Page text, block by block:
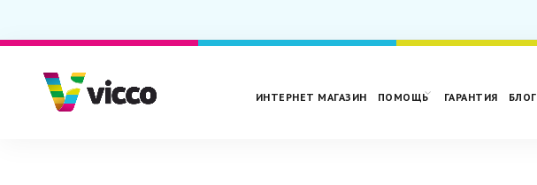
ИНТЕРНЕТ МАГАЗИН ПОМОЩЬ ГАРАНТИЯ БЛОГ